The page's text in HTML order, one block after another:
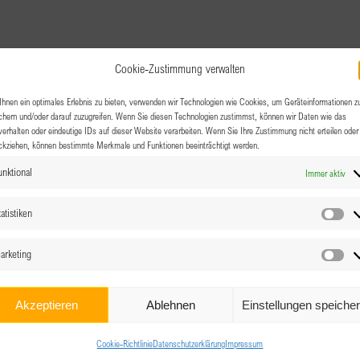
Cookie-Zustimmung verwalten
ein optimales Erlebnis zu bieten, verwenden wir Technologien wie Cookies, um Geräteinformationen
und/oder darauf zuzugreifen. Wenn Sie diesen Technologien zustimmst, können wir Daten wie das
oder eindeutige IDs auf dieser Website verarbeiten. Wenn Sie Ihre Zustimmung nicht erteilen oder
können bestimmte Merkmale und Funktionen beeinträchtigt werden.
Immer aktiv
Akzeptieren Ablehnen Einstellungen
Cookie-RichtlinieDatenschutzerklärungImpressum